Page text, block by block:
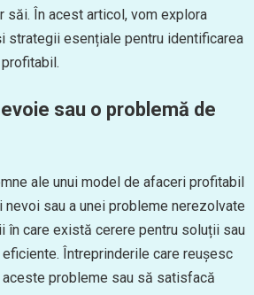
săi. În acest articol, vom explora
strategii esențiale pentru identificarea
sau o problemă de
ale unui model de afaceri profitabil
sau a unei probleme nerezolvate
în care există cerere pentru soluții sau
Întreprinderile care reușesc
probleme sau să satisfacă